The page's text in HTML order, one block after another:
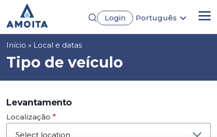
conteúdo
principal
Login
Português
Navegação
estrutural
Início Local e datas
Tipo de veículo
Levantamento
Localização